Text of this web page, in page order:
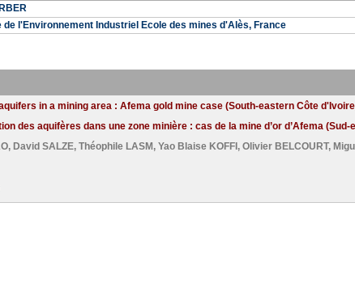
de l'Environnement Industriel Ecole des mines d'Alès, France
in a mining area : Afema gold mine case (South-eastern Côte
des aquifères dans une zone minière : cas de la mine d’or d’Afema (Sud-
, David SALZE, Théophile LASM , Yao Blaise KOFFI , Olivier BELCOURT,